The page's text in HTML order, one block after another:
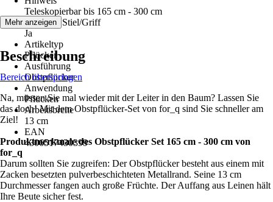
Teleskopierbar bis 165 cm - 300 cm
Inklusive Stiel/Griff
Ja
Artikeltyp
Pflücker
Ausführung
Obstpflücker
Anwendung
Pflücken
Arbeitsbreite
13 cm
EAN
4306517430399
Mehr anzeigen
Beschreibung
Bereich überspringen
Na, müssen Sie mal wieder mit der Leiter in den Baum? Lassen Sie
das doch! Mit dem Obstpflücker-Set von for_q sind Sie schneller am
Ziel!
Produktmerkmale des Obstpflücker Set 165 cm - 300 cm von
for_q
Darum sollten Sie zugreifen: Der Obstpflücker besteht aus einem mit
Zacken besetzten pulverbeschichteten Metallrand. Seine 13 cm
Durchmesser fangen auch große Früchte. Der Auffang aus Leinen hält
Ihre Beute sicher fest.